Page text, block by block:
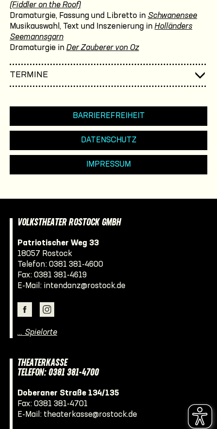
(Fiddler on the Roof)
Dramaturgie, Fassung und Libretto in Schwanensee
Musikauswahl, Text und Inszenierung in Holländers
Seemannsgarn
Dramaturgie in Der Zauberer von Oz
TERMINE
BARRIEREFREIHEIT
DATENSCHUTZ
IMPRESSUM
VOLKSTHEATER ROSTOCK GMBH
Patriotischer Weg 33
18057 Rostock
Telefon: 0381 381-4600
Fax: 0381 381-4619
E-Mail: intendanz@rostock.de
… Spielorte
THEATERKASSE
TELEFON: 0381 381-4700
Doberaner Straße 134/135
Fax: 0381 381-4701
E-Mail: theaterkasse@rostock.de